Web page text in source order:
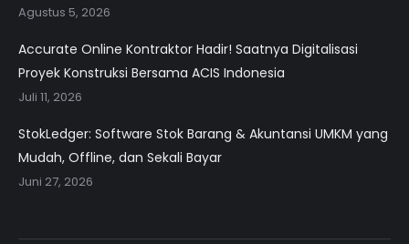
Agustus 5, 2026
Accurate Online Kontraktor Hadir! Saatnya Digitalisasi
Proyek Konstruksi Bersama ACIS Indonesia
Juli 11, 2026
StokLedger: Software Stok Barang & Akuntansi UMKM yang
Mudah, Offline, dan Sekali Bayar
Juni 27, 2026